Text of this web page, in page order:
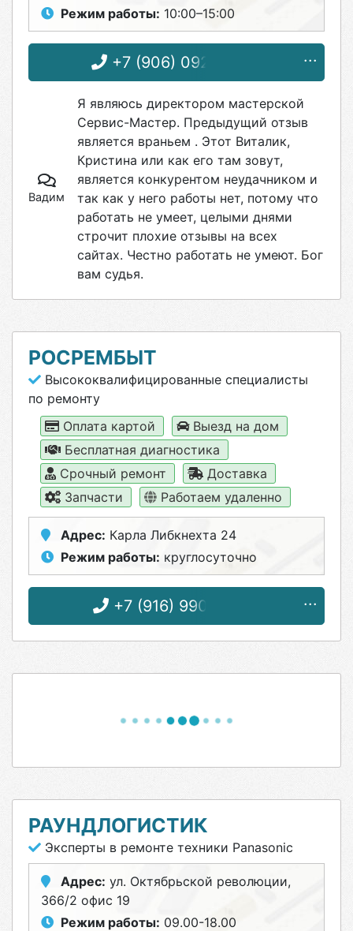
Режим работы: 10:00–15:00
+7 (906) 092-62-52
Вадим
Я являюсь директором мастерской
Сервис-Мастер. Предыдущий отзыв
является враньем . Этот Виталик,
Кристина или как его там зовут,
является конкурентом неудачником и
так как у него работы нет, потому что
работать не умеет, целыми днями
строчит плохие отзывы на всех
сайтах. Честно работать не умеют. Бог
вам судья.
РОСРЕМБЫТ
Высококвалифицированные специалисты
по ремонту
Оплата картой
Выезд на дом
Бесплатная диагностика
Срочный ремонт
Доставка
Запчасти
Работаем удаленно
Адрес: Карла Либкнехта 24
Режим работы: круглосуточно
+7 (916) 990-22-06
РАУНДЛОГИСТИК
Эксперты в ремонте техники Panasonic
Адрес: ул. Октябрьской революции,
366/2 офис 19
Режим работы: 09.00-18.00